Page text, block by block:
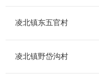
凌北镇东五官村
凌北镇野岱沟村